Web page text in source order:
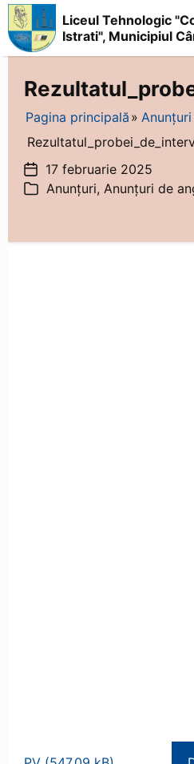
Liceul
"Constantin
Municipiul
Câmpina
Liceul Tehnologic
Istrati", Municipiul
Pagina principală
Anunțuri
Dată
articol
17 februarie 2025
Categorii
Anunțuri, Anunțuri de